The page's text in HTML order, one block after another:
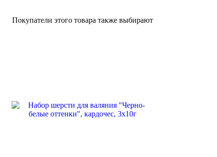
Покупатели этого товара также выбирают